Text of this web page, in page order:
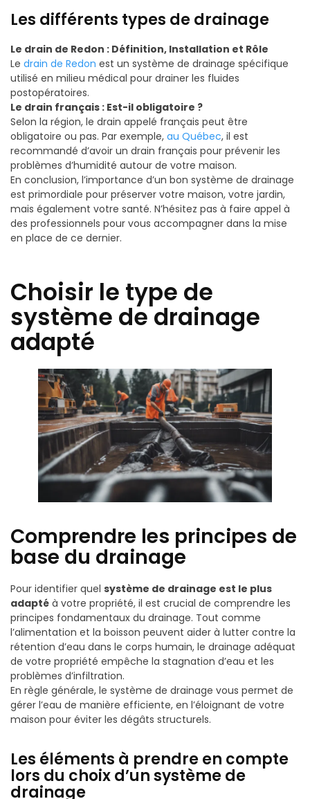
Les différents types de drainage
Le drain de Redon : Définition, Installation et Rôle
Le drain de Redon est un système de drainage spécifique
utilisé en milieu médical pour drainer les fluides
postopératoires.
Le drain français : Est-il obligatoire ?
Selon la région, le drain appelé français peut être
obligatoire ou pas. Par exemple, au Québec, il est
recommandé d’avoir un drain français pour prévenir les
problèmes d’humidité autour de votre maison.
En conclusion, l’importance d’un bon système de drainage
est primordiale pour préserver votre maison, votre jardin,
mais également votre santé. N’hésitez pas à faire appel à
des professionnels pour vous accompagner dans la mise
en place de ce dernier.
Choisir le type de
système de drainage
adapté
Comprendre les principes de
base du drainage
Pour identifier quel système de drainage est le plus
adapté à votre propriété, il est crucial de comprendre les
principes fondamentaux du drainage. Tout comme
l’alimentation et la boisson peuvent aider à lutter contre la
rétention d’eau dans le corps humain, le drainage adéquat
de votre propriété empêche la stagnation d’eau et les
problèmes d’infiltration.
En règle générale, le système de drainage vous permet de
gérer l’eau de manière efficiente, en l’éloignant de votre
maison pour éviter les dégâts structurels.
Les éléments à prendre en compte
lors du choix d’un système de
drainage